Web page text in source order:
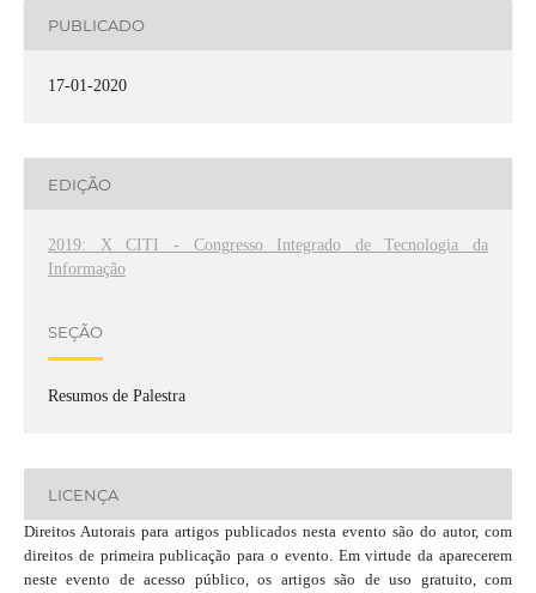
PUBLICADO
17-01-2020
EDIÇÃO
2019: X CITI - Congresso Integrado de Tecnologia da
Informação
SEÇÃO
Resumos de Palestra
LICENÇA
Direitos Autorais para artigos publicados nesta evento são do autor, com
direitos de primeira publicação para o evento. Em virtude da aparecerem
neste evento de acesso público, os artigos são de uso gratuito, com